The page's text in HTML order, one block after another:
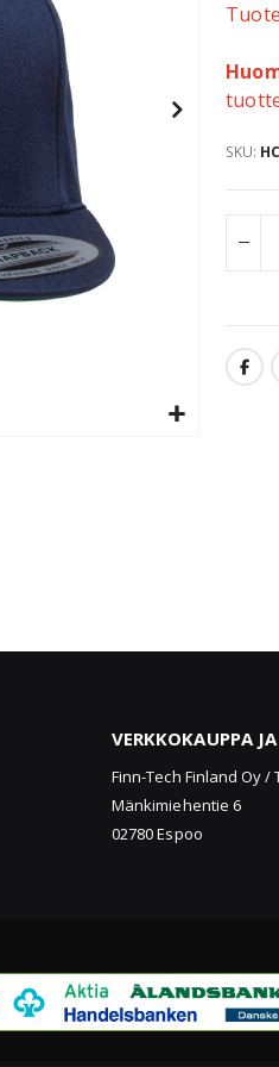
SKU
VERKKOKAUPPA
Finn-Tech Finland Oy /
Mänkimiehentie 6
02780 Espoo